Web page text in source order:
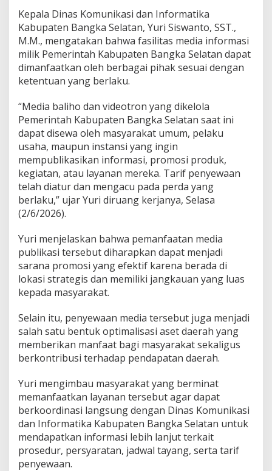
Kepala Dinas Komunikasi dan Informatika
Kabupaten Bangka Selatan, Yuri Siswanto, SST.,
M.M., mengatakan bahwa fasilitas media informasi
milik Pemerintah Kabupaten Bangka Selatan dapat
dimanfaatkan oleh berbagai pihak sesuai dengan
ketentuan yang berlaku.
“Media baliho dan videotron yang dikelola
Pemerintah Kabupaten Bangka Selatan saat ini
dapat disewa oleh masyarakat umum, pelaku
usaha, maupun instansi yang ingin
mempublikasikan informasi, promosi produk,
kegiatan, atau layanan mereka. Tarif penyewaan
telah diatur dan mengacu pada perda yang
berlaku,” ujar Yuri diruang kerjanya, Selasa
(2/6/2026).
Yuri menjelaskan bahwa pemanfaatan media
publikasi tersebut diharapkan dapat menjadi
sarana promosi yang efektif karena berada di
lokasi strategis dan memiliki jangkauan yang luas
kepada masyarakat.
Selain itu, penyewaan media tersebut juga menjadi
salah satu bentuk optimalisasi aset daerah yang
memberikan manfaat bagi masyarakat sekaligus
berkontribusi terhadap pendapatan daerah.
Yuri mengimbau masyarakat yang berminat
memanfaatkan layanan tersebut agar dapat
berkoordinasi langsung dengan Dinas Komunikasi
dan Informatika Kabupaten Bangka Selatan untuk
mendapatkan informasi lebih lanjut terkait
prosedur, persyaratan, jadwal tayang, serta tarif
penyewaan.